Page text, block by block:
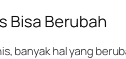
Bisa Berubah
banyak hal yang